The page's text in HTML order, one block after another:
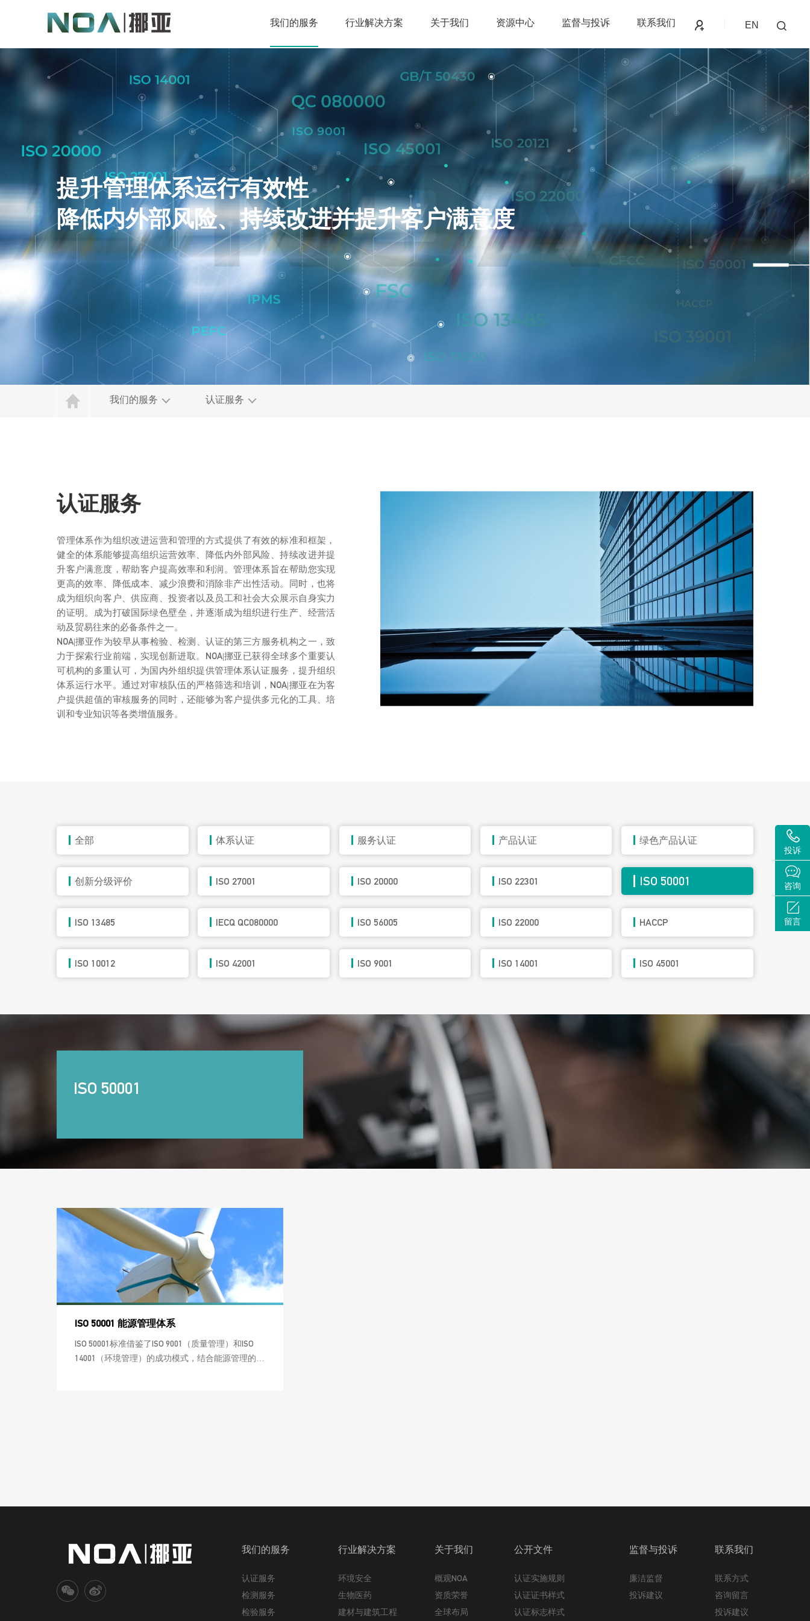
EN
我们的服务 行业解决方案 关于我们 资源中心 监督与投诉 联系我们
投诉
咨询
留言
提升管理体系运行有效性
降低内外部风险、持续改进并提升客户满意度
我们的服务 认证服务
认证服务
管理体系作为组织改进运营和管理的方式提供了有效的标准和框架，
健全的体系能够提高组织运营效率、降低内外部风险、持续改进并提
升客户满意度，帮助客户提高效率和利润。管理体系旨在帮助您实现
更高的效率、降低成本、减少浪费和消除非产出性活动。同时，也将
成为组织向客户、供应商、投资者以及员工和社会大众展示自身实力
的证明。成为打破国际绿色壁垒，并逐渐成为组织进行生产、经营活
动及贸易往来的必备条件之一。
NOA|挪亚作为较早从事检验、检测、认证的第三方服务机构之一，致
力于探索行业前端，实现创新进取。NOA|挪亚已获得全球多个重要认
可机构的多重认可，为国内外组织提供管理体系认证服务，提升组织
体系运行水平。通过对审核队伍的严格筛选和培训，NOA|挪亚在为客
户提供超值的审核服务的同时，还能够为客户提供多元化的工具、培
训和专业知识等各类增值服务。
全部 体系认证 服务认证 产品认证 绿色产品认证
创新分级评价 ISO 27001 ISO 20000 ISO 22301 ISO 50001
ISO 13485 IECQ QC080000 ISO 56005 ISO 22000 HACCP
ISO 10012 ISO 42001 ISO 9001 ISO 14001 ISO 45001
ISO 50001
ISO 50001 能源管理体系
ISO 50001标准借鉴了ISO 9001（质量管理）和ISO
14001（环境管理）的成功模式，结合能源管理的特
我们的服务
认证服务
检测服务
检验服务
行业解决方案
环境安全
生物医药
建材与建筑工程
关于我们
概观NOA
资质荣誉
全球布局
公开文件
认证实施规则
认证证书样式
认证标志样式
监督与投诉
廉洁监督
投诉建议
联系我们
联系方式
咨询留言
投诉建议